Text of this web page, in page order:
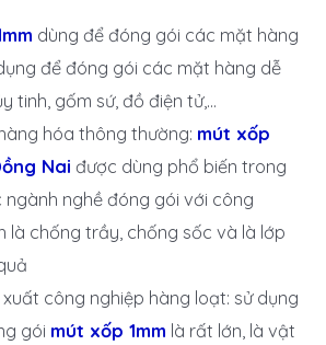
dùng để đóng gói các mặt hàng
để đóng gói các mặt hàng dễ
tinh, gốm sứ, đồ điện tử,…
hóa thông thường: mút xốp
Nai được dùng phổ biến trong
nghề đóng gói với công
là chống trầy, chống sốc và là lớp
công nghiệp hàng loạt: sử dụng
gói mút xốp 1mm là rất lớn, là vật